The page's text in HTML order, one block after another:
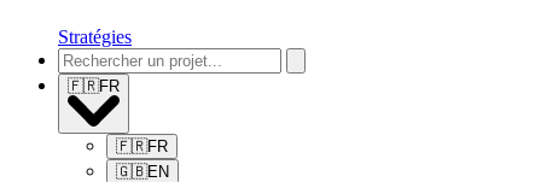
Stratégies
🇫🇷FR
🇫🇷FR
🇬🇧EN